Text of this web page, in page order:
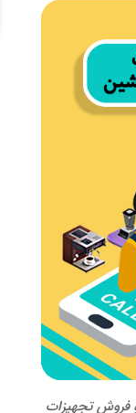
و فروش تجهیزات